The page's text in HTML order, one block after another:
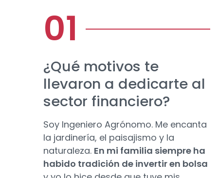
¿Qué motivos te
llevaron a dedicarte al
sector financiero?
Soy Ingeniero Agrónomo. Me encanta
la jardinería, el paisajismo y la
naturaleza. En mi familia siempre ha
habido tradición de invertir en bolsa